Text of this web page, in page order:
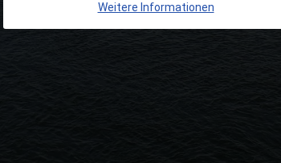
Weitere Informationen